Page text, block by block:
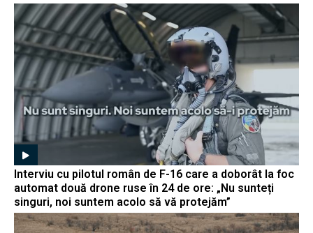
Interviu cu pilotul român de F-16 care a doborât la foc
automat două drone ruse în 24 de ore: „Nu sunteți
singuri, noi suntem acolo să vă protejăm”